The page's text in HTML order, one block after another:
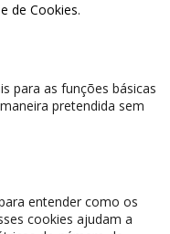
de Cookies.
para as funções básicas
pretendida sem
entender como os
cookies ajudam a